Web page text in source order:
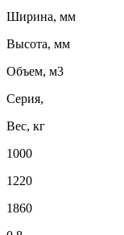
Ширина, мм
Высота, мм
Объем, м3
Серия,
Вес, кг
1000
1220
1860